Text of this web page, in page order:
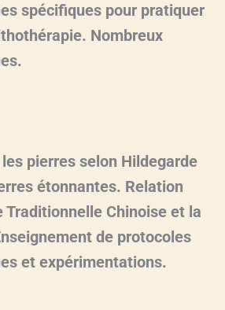
spécifiques pour pratiquer
Nombreux
pierres selon Hildegarde
étonnantes. Relation
Traditionnelle Chinoise et la
de protocoles
et expérimentations.